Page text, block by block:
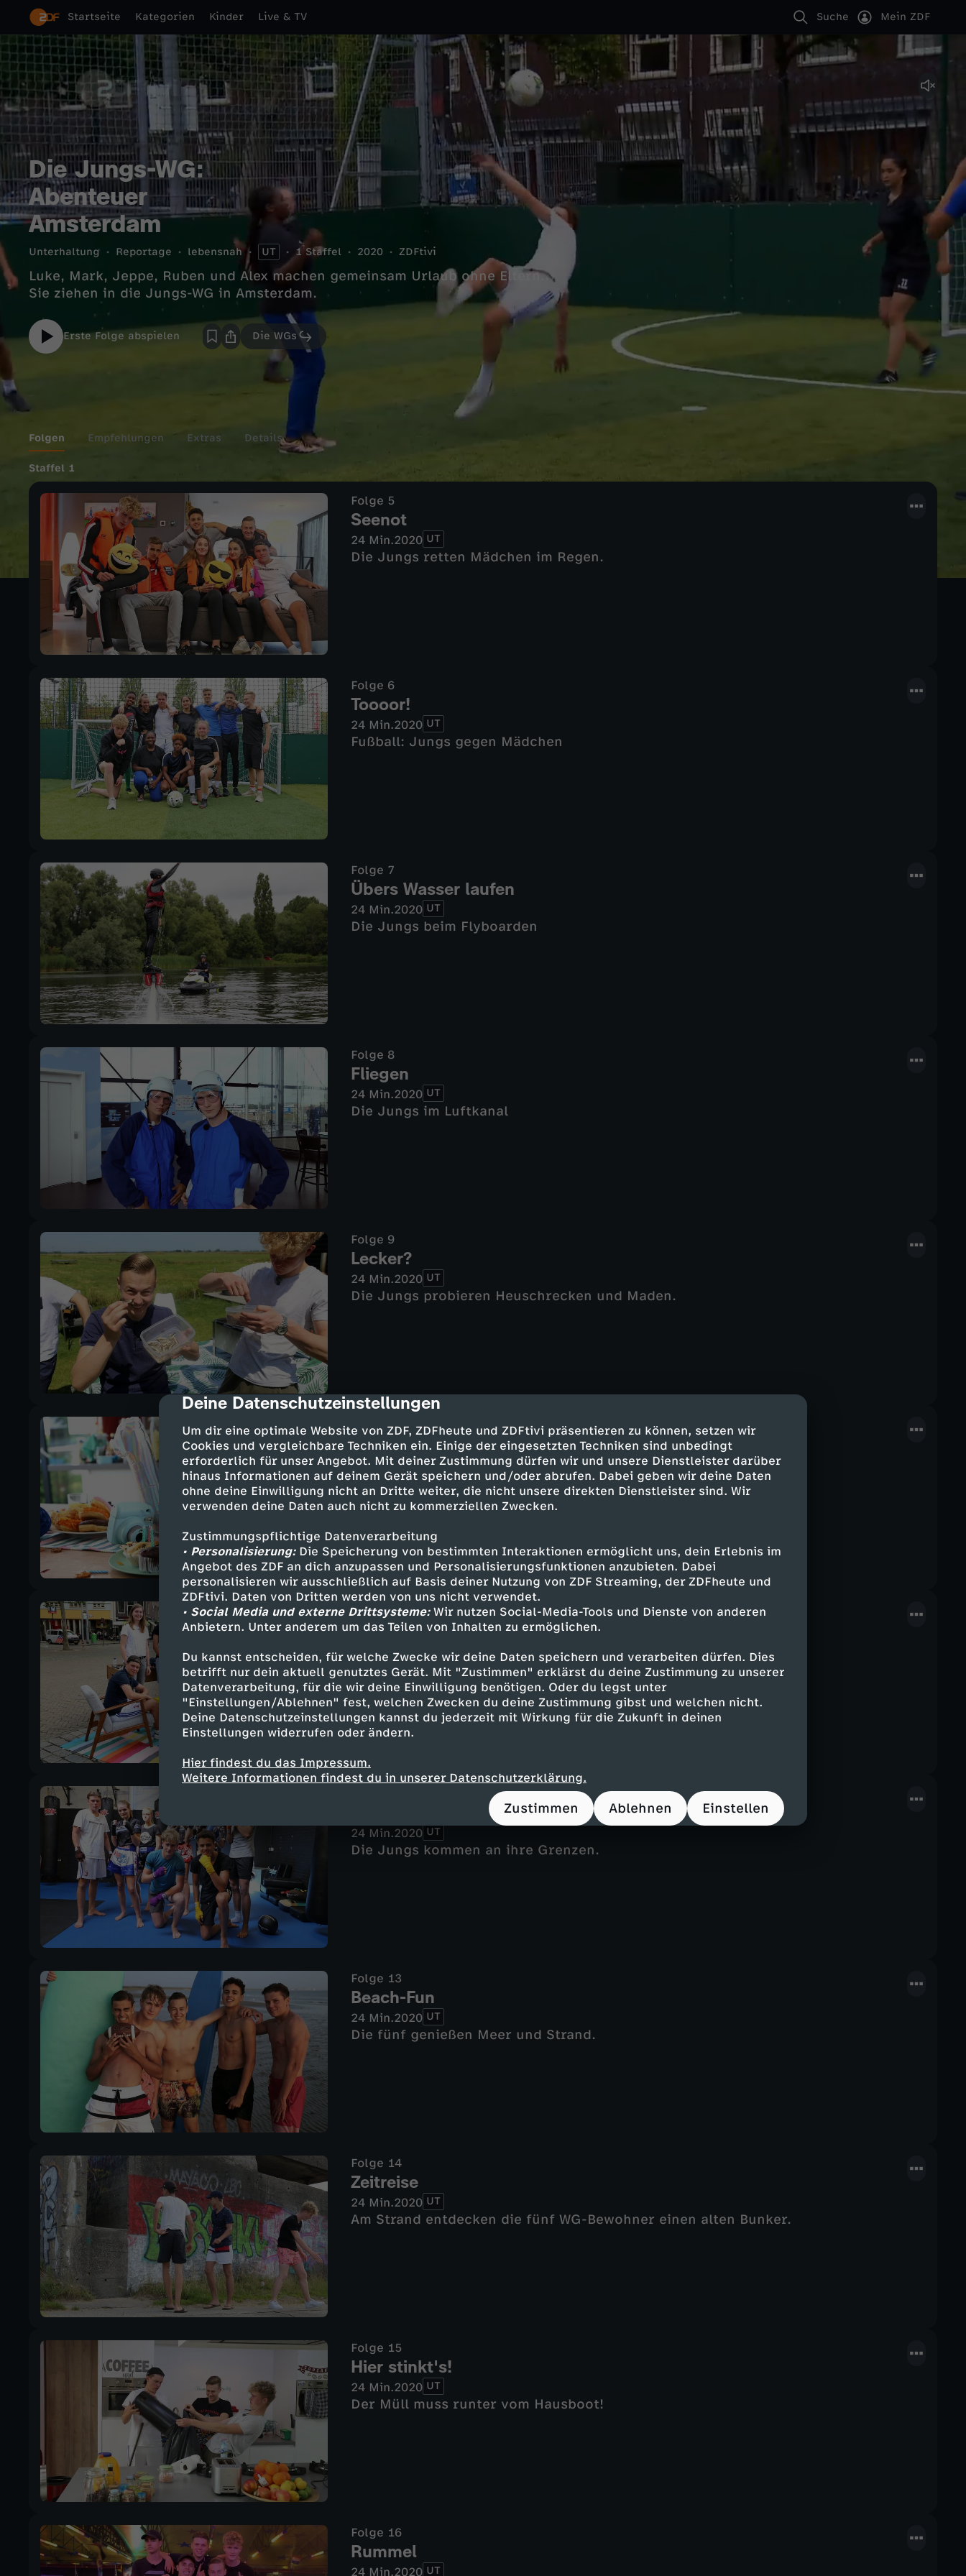
cmp-dialog-description
Deine Datenschutzeinstellungen
Um dir eine optimale Website von ZDF, ZDFheute und ZDFtivi präsentieren zu können, setzen wir
Cookies und vergleichbare Techniken ein. Einige der eingesetzten Techniken sind unbedingt
erforderlich für unser Angebot. Mit deiner Zustimmung dürfen wir und unsere Dienstleister darüber
hinaus Informationen auf deinem Gerät speichern und/oder abrufen. Dabei geben wir deine Daten
ohne deine Einwilligung nicht an Dritte weiter, die nicht unsere direkten Dienstleister sind. Wir
verwenden deine Daten auch nicht zu kommerziellen Zwecken.
Zustimmungspflichtige Datenverarbeitung
• Personalisierung:Die Speicherung von bestimmten Interaktionen ermöglicht uns, dein Erlebnis im
Angebot des ZDF an dich anzupassen und Personalisierungsfunktionen anzubieten. Dabei
personalisieren wir ausschließlich auf Basis deiner Nutzung von ZDF Streaming, der ZDFheute und
ZDFtivi. Daten von Dritten werden von uns nicht verwendet.
• Social Media und externe Drittsysteme:Wir nutzen Social-Media-Tools und Dienste von anderen
Anbietern. Unter anderem um das Teilen von Inhalten zu ermöglichen.
Du kannst entscheiden, für welche Zwecke wir deine Daten speichern und verarbeiten dürfen. Dies
betrifft nur dein aktuell genutztes Gerät. Mit "Zustimmen" erklärst du deine Zustimmung zu unserer
Datenverarbeitung, für die wir deine Einwilligung benötigen. Oder du legst unter
"Einstellungen/Ablehnen" fest, welchen Zwecken du deine Zustimmung gibst und welchen nicht.
Deine Datenschutzeinstellungen kannst du jederzeit mit Wirkung für die Zukunft in deinen
Einstellungen widerrufen oder ändern.
Hier findest du das Impressum.
Weitere Informationen findest du in unserer Datenschutzerklärung.
Zustimmen Ablehnen Einstellen
Startseite Kategorien Kinder Live & TV Suche Mein ZDF
Die Jungs-WG:
Abenteuer
Amsterdam
Unterhaltung Reportage lebensnah UT 1 Staffel 2020 ZDFtivi
Luke, Mark, Jeppe, Ruben und Alex machen gemeinsam Urlaub ohne Eltern.
Sie ziehen in die Jungs-WG in Amsterdam.
Erste Folge abspielen Die WGs
Folgen Empfehlungen Extras Details
Staffel 1
Folge 5
Seenot
24 Min.2020 UT
Die Jungs retten Mädchen im Regen.
Folge 6
Toooor!
24 Min.2020 UT
Fußball: Jungs gegen Mädchen
Folge 7
Übers Wasser laufen
24 Min.2020 UT
Die Jungs beim Flyboarden
Folge 8
Fliegen
24 Min.2020 UT
Die Jungs im Luftkanal
Folge 9
Lecker?
24 Min.2020 UT
Die Jungs probieren Heuschrecken und Maden.
Folge 10
Happy Birthday!
24 Min. 2020 UT
Die WG feiert Lukes Geburtstag.
Folge 11
Toleranz
Die WG-Jungs diskutieren über das wichtige Thema.
24 Min.2020 UT
Die Jungs kommen an ihre Grenzen.
Folge 13
Beach-Fun
24 Min.2020 UT
Die fünf genießen Meer und Strand.
Folge 14
Zeitreise
24 Min.2020 UT
Am Strand entdecken die fünf WG-Bewohner einen alten Bunker.
Folge 15
Hier stinkt's!
24 Min.2020 UT
Der Müll muss runter vom Hausboot!
Folge 16
Rummel
24 Min.2020 UT